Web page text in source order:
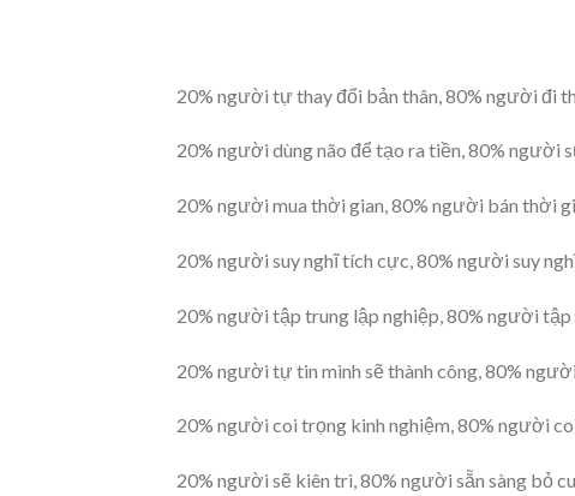
20% người tự thay đổi bản thân, 80% người đi
20% người dùng não để tạo ra tiền, 80% người
20% người mua thời gian, 80% người bán thời
20% người suy nghĩ tích cực, 80% người suy
20% người tập trung lập nghiệp, 80% người
20% người tự tin mình sẽ thành công, 80%
20% người coi trọng kinh nghiệm, 80% người
20% người sẽ kiên trì, 80% người sẵn sàng bỏ